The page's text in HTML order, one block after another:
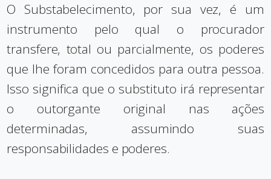
O Substabelecimento, por sua vez, é um
instrumento pelo qual o procurador
transfere, total ou parcialmente, os poderes
que lhe foram concedidos para outra pessoa.
Isso significa que o substituto irá representar
o outorgante original nas ações
determinadas, assumindo suas
responsabilidades e poderes.